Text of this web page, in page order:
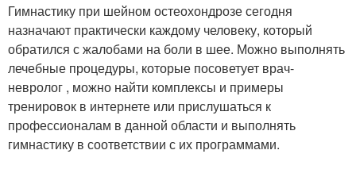
Гимнастику при шейном остеохондрозе сегодня
назначают практически каждому человеку, который
обратился с жалобами на боли в шее. Можно выполнять
лечебные процедуры, которые посоветует врач-
невролог , можно найти комплексы и примеры
тренировок в интернете или прислушаться к
профессионалам в данной области и выполнять
гимнастику в соответствии с их программами.